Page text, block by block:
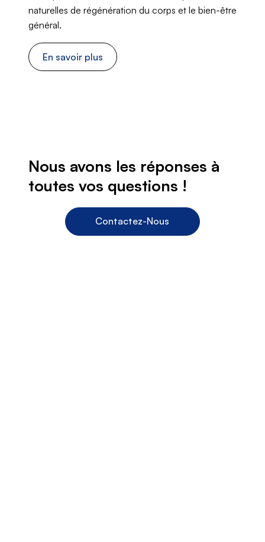
Nous avons les réponses à
toutes vos questions !
Contactez-Nous
naturelles de régénération du corps et le bien-être
général.
En savoir plus